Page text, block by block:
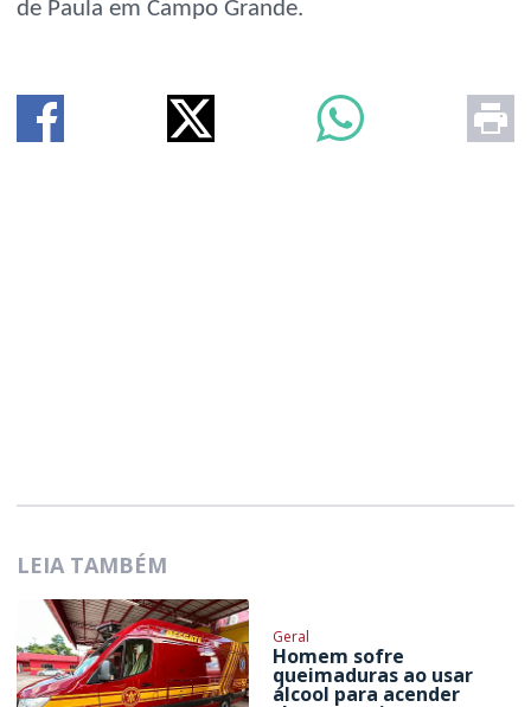
de Paula em Campo Grande.
LEIA TAMBÉM
Geral
Homem sofre
queimaduras ao usar
álcool para acender